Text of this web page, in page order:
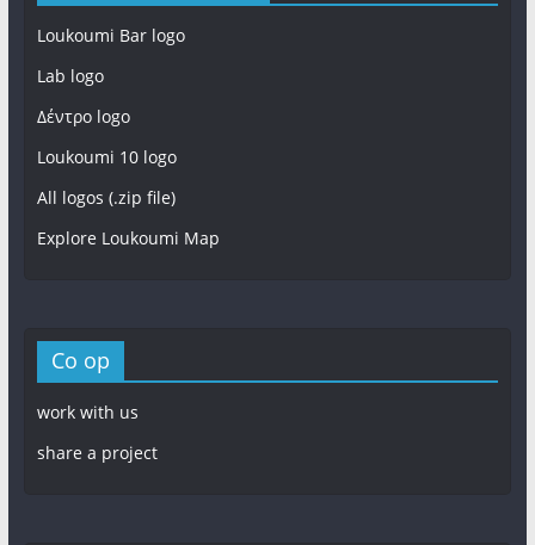
Loukoumi Bar logo
Lab logo
Δέντρο logo
Loukoumi 10 logo
All logos (.zip file)
Explore Loukoumi Map
Co op
work with us
share a project